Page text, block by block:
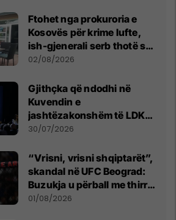
Ftohet nga prokuroria e
Kosovës për krime lufte,
ish-gjenerali serb thotë se
dikush e tradhtoi në
02/08/2026
Gjithçka që ndodhi në
Kuvendin e
jashtëzakonshëm të LDK-
së
30/07/2026
“Vrisni, vrisni shqiptarët”,
skandal në UFC Beograd:
Buzukja u përball me thirrje
anti-shqiptare nga
01/08/2026